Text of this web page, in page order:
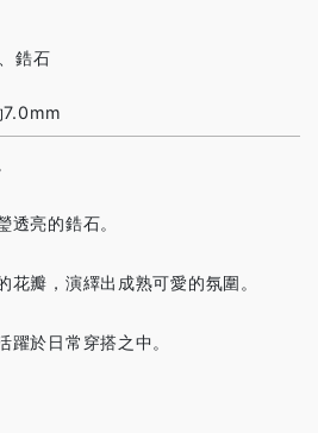
鋯石
透亮的鋯石。
花瓣，演繹出成熟可愛的氛圍。
躍於日常穿搭之中。